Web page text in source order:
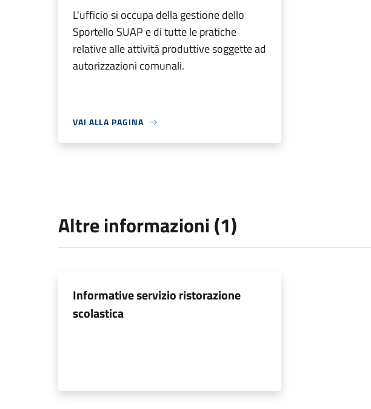
L'ufficio si occupa della gestione dello
Sportello SUAP e di tutte le pratiche
relative alle attività produttive soggette ad
autorizzazioni comunali.
VAI ALLA PAGINA
Altre informazioni (1)
Informative servizio ristorazione
scolastica